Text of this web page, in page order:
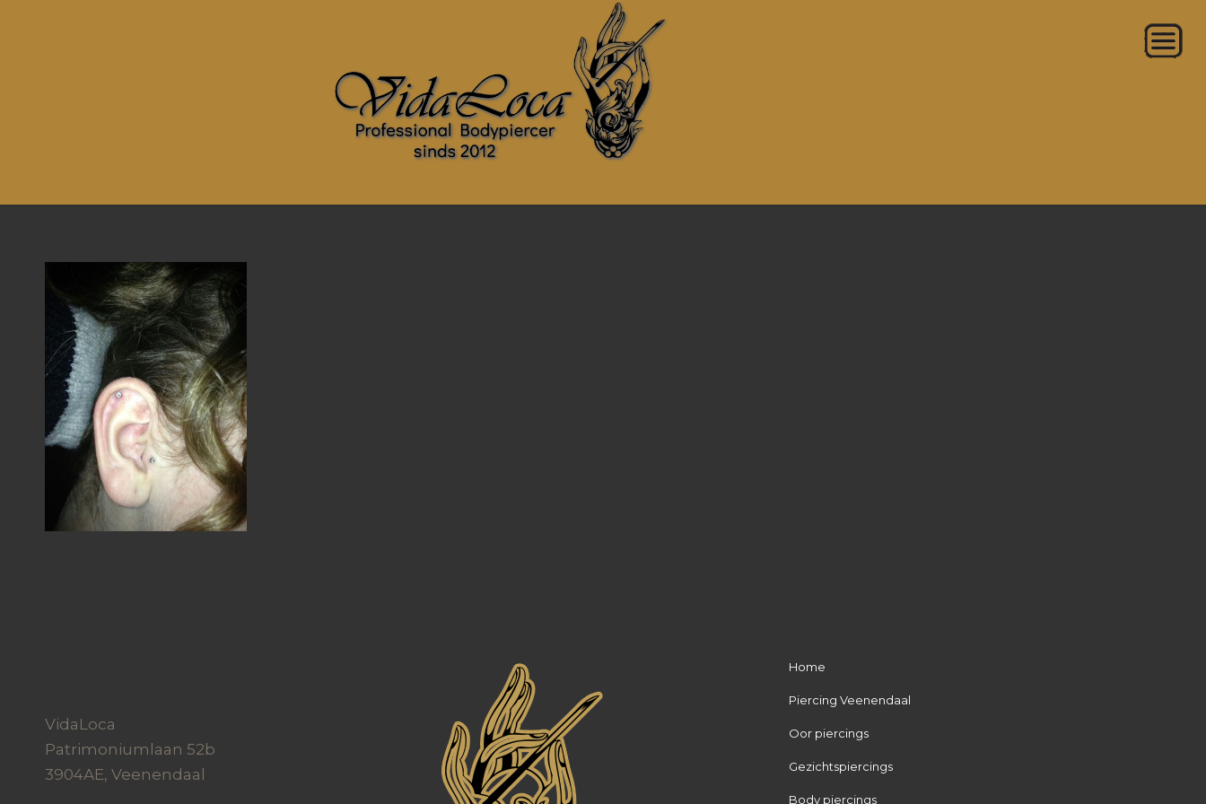
VidaLoca
Patrimoniumlaan 52b
3904AE, Veenendaal
Home
Piercing Veenendaal
Oor piercings
Gezichtspiercings
Body piercings